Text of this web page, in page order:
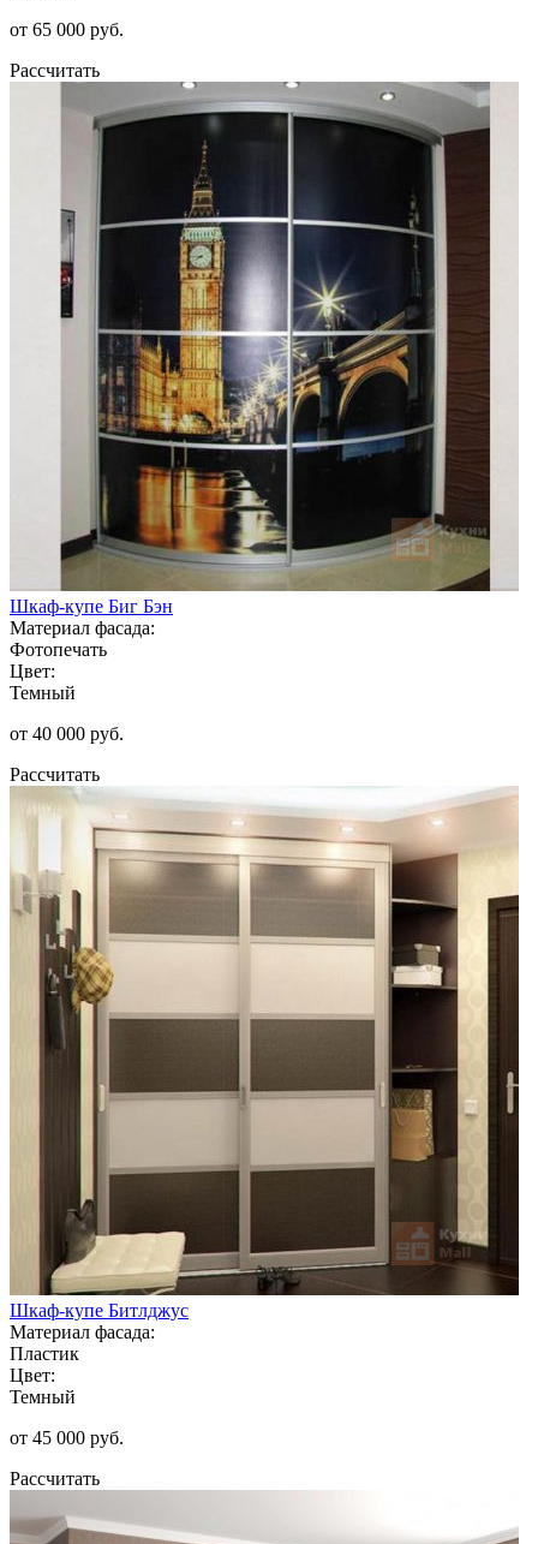
от 65 000 руб.
Рассчитать
Шкаф-купе Биг Бэн
Материал фасада:
Фотопечать
Цвет:
Темный
от 40 000 руб.
Рассчитать
Шкаф-купе Битлджус
Материал фасада:
Пластик
Цвет:
Темный
от 45 000 руб.
Рассчитать